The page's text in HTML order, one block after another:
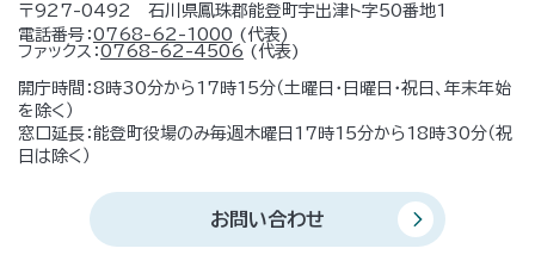
〒927-0492 石川県鳳珠郡能登町宇出津ト字50番地1
電話番号：0768-62-1000 (代表)
ファックス：0768-62-4506 (代表)
開庁時間：8時30分から17時15分（土曜日・日曜日・祝日、年末年始
を除く）
窓口延長：能登町役場のみ毎週木曜日17時15分から18時30分（祝
日は除く）
お問い合わせ